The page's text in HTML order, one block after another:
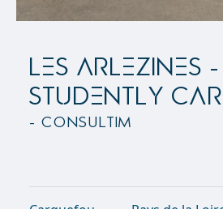
LES ARLEZINES -
STUDENTLY
- Consultim